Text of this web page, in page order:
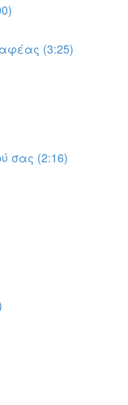
(3:25)
σας (2:16)